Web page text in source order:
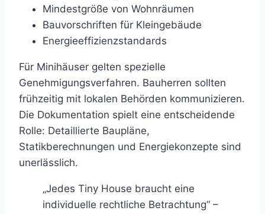
Mindestgröße von Wohnräumen
Bauvorschriften für Kleingebäude
Energieeffizienzstandards
Für Minihäuser gelten spezielle
Genehmigungsverfahren. Bauherren sollten
frühzeitig mit lokalen Behörden kommunizieren.
Die Dokumentation spielt eine entscheidende
Rolle: Detaillierte Baupläne,
Statikberechnungen und Energiekonzepte sind
unerlässlich.
„Jedes Tiny House braucht eine
individuelle rechtliche Betrachtung“ –